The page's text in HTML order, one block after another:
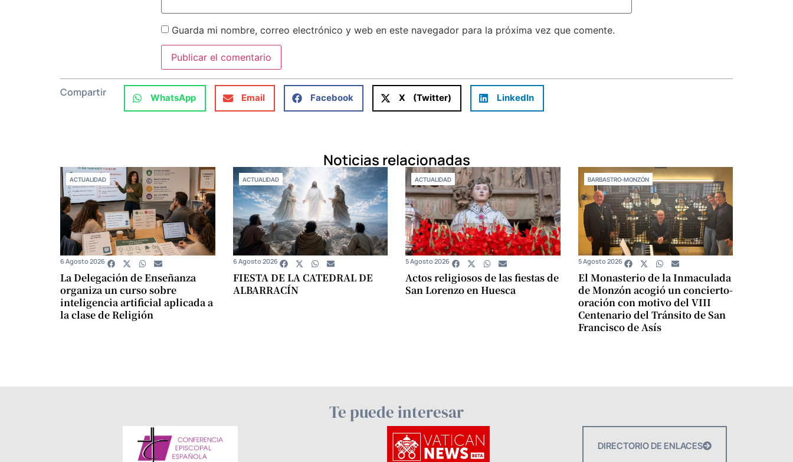
Guarda mi nombre, correo electrónico y web en este navegador para la próxima vez que comente.
Compartir WhatsApp Email Facebook X (Twitter) LinkedIn
Noticias relacionadas
ACTUALIDAD
La Delegación de Enseñanza
organiza un curso sobre
inteligencia artificial aplicada a
la clase de Religión
6 Agosto 2026
ACTUALIDAD
FIESTA DE LA CATEDRAL DE
ALBARRACÍN
6 Agosto 2026
ACTUALIDAD
Actos religiosos de las fiestas de
San Lorenzo en Huesca
5 Agosto 2026
BARBASTRO-MONZÓN
El Monasterio de la Inmaculada
de Monzón acogió un concierto-
oración con motivo del VIII
Centenario del Tránsito de San
Francisco de Asís
5 Agosto 2026
Te puede interesar
DIRECTORIO DE ENLACES